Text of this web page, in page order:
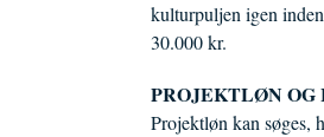
kulturpuljen igen
30.000 kr.
PROJEKTLØN OG
Projektløn kan søges,